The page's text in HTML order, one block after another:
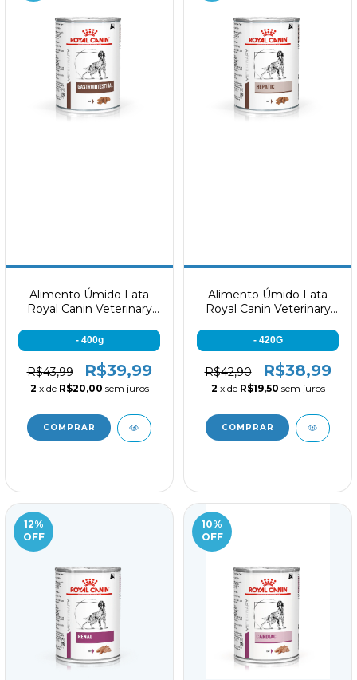
Alimento Úmido Lata
Royal Canin Veterinary
- 400g
R$43,99 R$39,99
2 x de R$20,00 sem juros
Alimento Úmido Lata
Royal Canin Veterinary
- 420G
R$42,90 R$38,99
2 x de R$19,50 sem juros
12%
OFF
10%
OFF